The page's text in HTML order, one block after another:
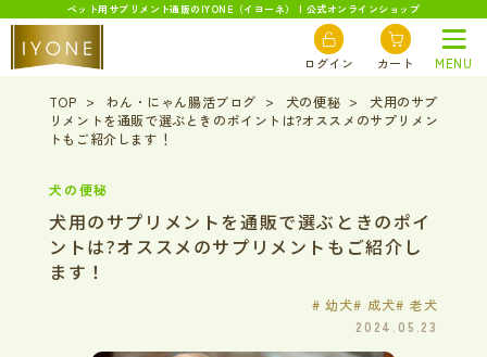
ペット用サプリメント通販のIYONE（イヨーネ） | 公式オンラインショップ
ログイン カート MENU
TOP わん・にゃん腸活ブログ 犬の便秘
犬用のサプ
リメントを通販で選ぶときのポイントは?オススメのサプリメン
トもご紹介します！
犬の便秘
犬用のサプリメントを通販で選ぶときのポイ
ントは?オススメのサプリメントもご紹介し
ます！
# 幼犬# 成犬# 老犬
2024.05.23